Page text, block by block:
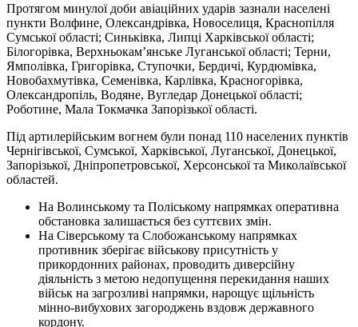
Протягом минулої доби авіаційних ударів зазнали населені
пункти Волфине, Олександрівка, Новоселиця, Краснопілля
Сумської області; Синьківка, Липці Харківської області;
Білогорівка, Верхньокам’янське Луганської області; Терни,
Ямполівка, Григорівка, Ступочки, Бердичі, Курдюмівка,
Новобахмутівка, Семенівка, Карлівка, Красногорівка,
Олександропіль, Водяне, Вугледар Донецької області;
Роботине, Мала Токмачка Запорізької області.
Під артилерійським вогнем були понад 110 населених пунктів
Чернігівської, Сумської, Харківської, Луганської, Донецької,
Запорізької, Дніпропетровської, Херсонської та Миколаївської
областей.
На Волинському та Поліському напрямках оперативна
обстановка залишається без суттєвих змін.
На Сіверському та Слобожанському напрямках
противник зберігає військову присутність у
прикордонних районах, проводить диверсійну
діяльність з метою недопущення перекидання наших
військ на загрозливі напрямки, нарощує щільність
мінно-вибухових загороджень вздовж державного
кордону.